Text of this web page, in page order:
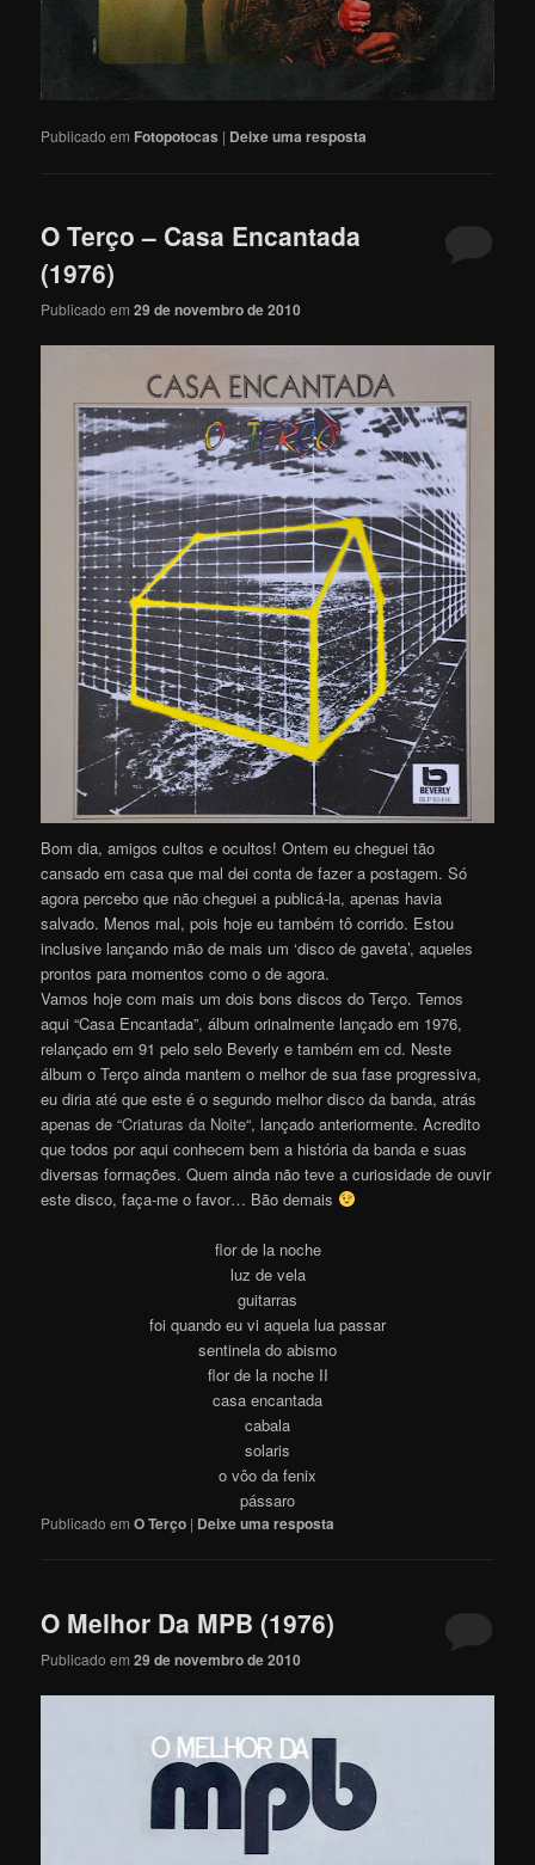
Publicado em Fotopotocas | Deixe uma resposta
O Terço – Casa Encantada
(1976)
Publicado em29 de novembro de 2010
Bom dia, amigos cultos e ocultos! Ontem eu cheguei tão
cansado em casa que mal dei conta de fazer a postagem. Só
agora percebo que não cheguei a publicá-la, apenas havia
salvado. Menos mal, pois hoje eu também tô corrido. Estou
inclusive lançando mão de mais um ‘disco de gaveta’, aqueles
prontos para momentos como o de agora.
Vamos hoje com mais um dois bons discos do Terço. Temos
aqui “Casa Encantada”, álbum orinalmente lançado em 1976,
relançado em 91 pelo selo Beverly e também em cd. Neste
álbum o Terço ainda mantem o melhor de sua fase progressiva,
eu diria até que este é o segundo melhor disco da banda, atrás
apenas de “Criaturas da Noite“, lançado anteriormente. Acredito
que todos por aqui conhecem bem a história da banda e suas
diversas formações. Quem ainda não teve a curiosidade de ouvir
este disco, faça-me o favor… Bão demais
flor de la noche
luz de vela
guitarras
foi quando eu vi aquela lua passar
sentinela do abismo
flor de la noche II
casa encantada
cabala
solaris
o vôo da fenix
pássaro
Publicado em O Terço | Deixe uma resposta
O Melhor Da MPB (1976)
Publicado em29 de novembro de 2010